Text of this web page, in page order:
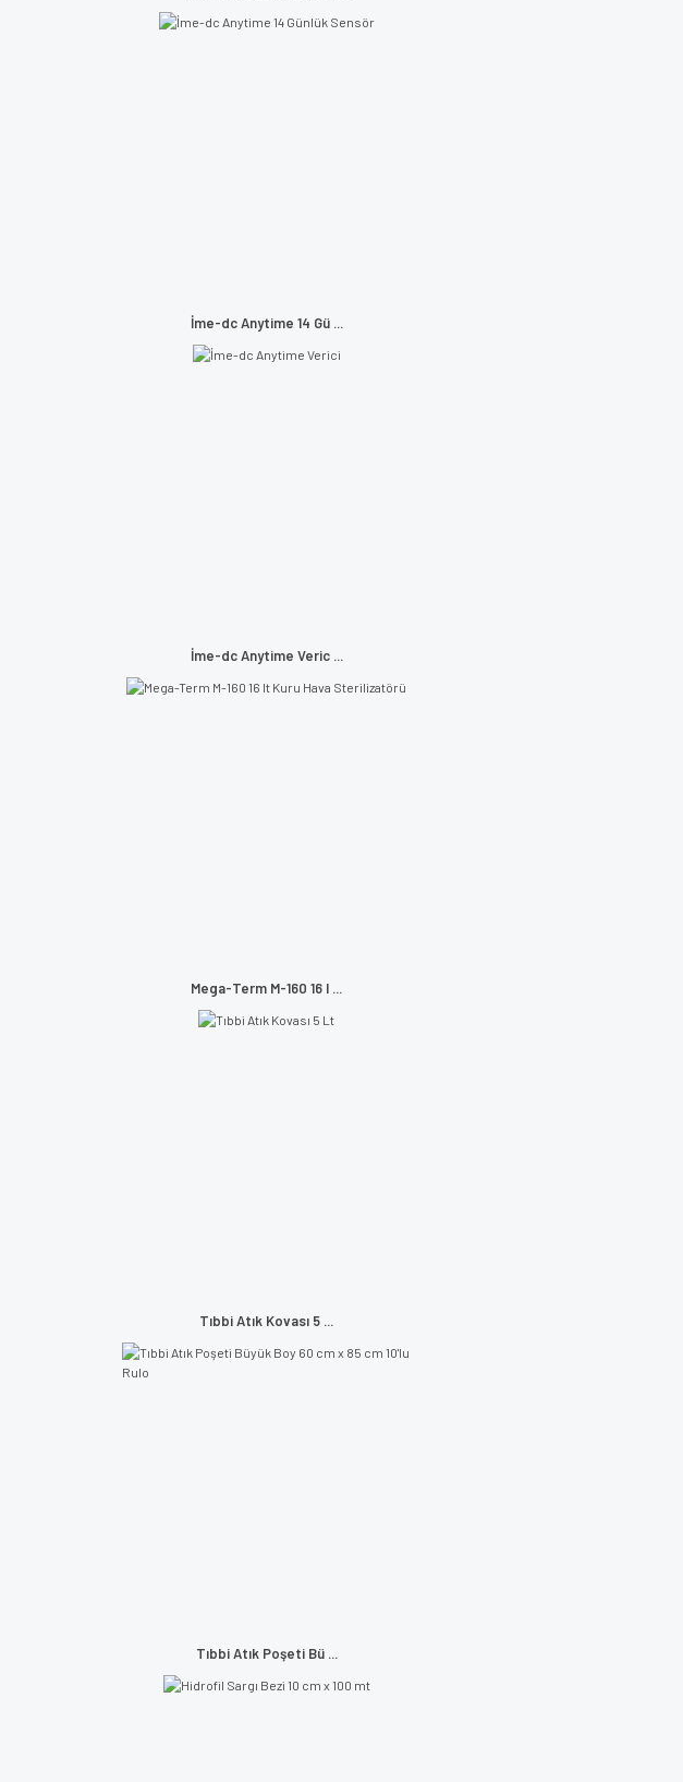
İme-dc Anytime 14 Gü ...
İme-dc Anytime Veric ...
Mega-Term M-160 16 l ...
Tıbbi Atık Kovası 5 ...
Tıbbi Atık Poşeti Bü ...